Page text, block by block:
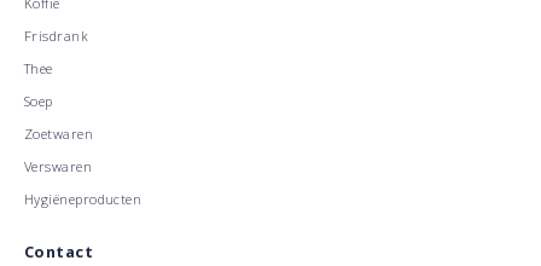
Frisdrank
Thee
Soep
Zoetwaren
Verswaren
Hygiëneproducten
Contact